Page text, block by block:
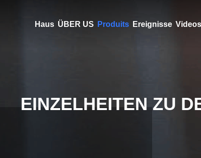
Haus ÜBER US Produits Ereignisse Videos
EINZELHEITEN ZU